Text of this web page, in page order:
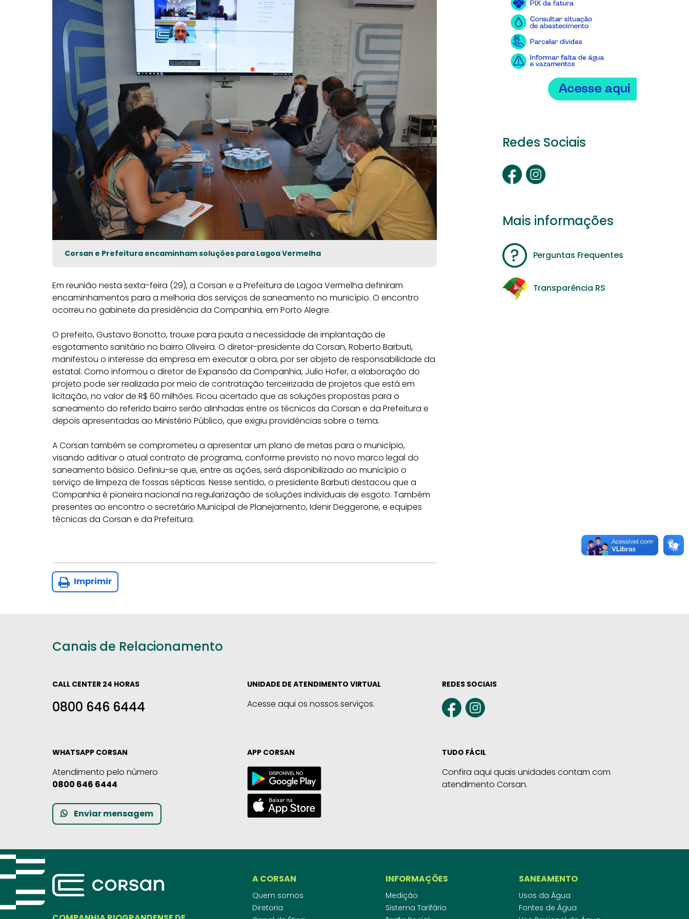
Corsan e Prefeitura encaminham soluções para Lagoa Vermelha
Em reunião nesta sexta-feira (29), a Corsan e a Prefeitura de Lagoa Vermelha definiram
encaminhamentos para a melhoria dos serviços de saneamento no município. O encontro
ocorreu no gabinete da presidência da Companhia, em Porto Alegre.
O prefeito, Gustavo Bonotto, trouxe para pauta a necessidade de implantação de
esgotamento sanitário no bairro Oliveira. O diretor-presidente da Corsan, Roberto Barbuti,
manifestou o interesse da empresa em executar a obra, por ser objeto de responsabilidade da
estatal. Como informou o diretor de Expansão da Companhia, Julio Hofer, a elaboração do
projeto pode ser realizada por meio de contratação terceirizada de projetos que está em
licitação, no valor de R$ 60 milhões. Ficou acertado que as soluções propostas para o
saneamento do referido bairro serão alinhadas entre os técnicos da Corsan e da Prefeitura e
depois apresentadas ao Ministério Público, que exigiu providências sobre o tema.
A Corsan também se comprometeu a apresentar um plano de metas para o município,
visando aditivar o atual contrato de programa, conforme previsto no novo marco legal do
saneamento básico. Definiu-se que, entre as ações, será disponibilizado ao município o
serviço de limpeza de fossas sépticas. Nesse sentido, o presidente Barbuti destacou que a
Companhia é pioneira nacional na regularização de soluções individuais de esgoto. Também
presentes ao encontro o secretário Municipal de Planejamento, Idenir Deggerone, e equipes
técnicas da Corsan e da Prefeitura.
Imprimir
Redes Sociais
Mais informações
Perguntas Frequentes
Transparência RS
Canais de Relacionamento
CALL CENTER 24 HORAS
0800 646 6444
UNIDADE DE ATENDIMENTO VIRTUAL
Acesse aqui os nossos serviços.
REDES SOCIAIS
WHATSAPP CORSAN
Atendimento pelo número
0800 646 6444
Enviar mensagem
APP CORSAN TUDO FÁCIL
Confira aqui quais unidades contam com
atendimento Corsan.
A CORSAN
Quem somos
Diretoria
INFORMAÇÕES
Medição
Sistema Tarifário
SANEAMENTO
Usos da Água
Fontes de Água